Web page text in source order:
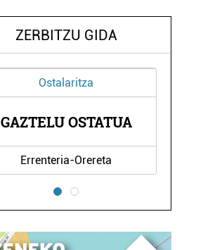
ZERBITZU GIDA
Ostalaritza
GAZTELU OSTATUA
Errenteria-Orereta